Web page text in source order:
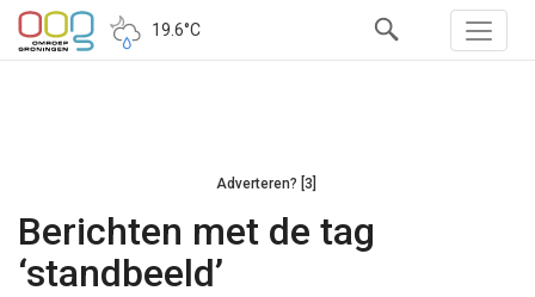
19.6°C
Adverteren? [3]
Berichten met de tag
‘standbeeld’